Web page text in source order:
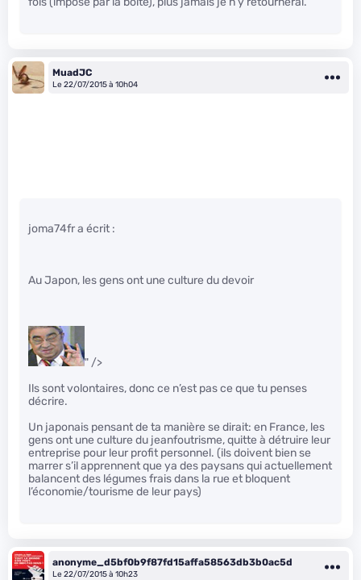
MuadJC
Le 22/07/2015 à 10h04
joma74fr a écrit :
Au Japon, les gens ont une culture du devoir
" />
Ils sont volontaires, donc ce n’est pas ce que tu penses
décrire.
Un japonais pensant de ta manière se dirait: en France, les
gens ont une culture du jeanfoutrisme, quitte à détruire leur
entreprise pour leur profit personnel. (ils doivent bien se
marrer s’il apprennent que ya des paysans qui actuellement
balancent des légumes frais dans la rue et bloquent
l’économie/tourisme de leur pays)
anonyme_d5bf0b9f87fd15affa58563db3b0ac5d
Le 22/07/2015 à 10h23